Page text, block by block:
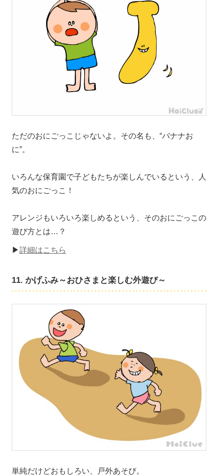
ただのおにごっこじゃないよ。その名も、“バナナお
に”。
いろんな保育園で子どもたちが楽しんでいるという、人
気のおにごっこ！
アレンジもいろいろ楽しめるという、そのおにごっこの
遊び方とは…？
▶詳細はこちら
11. かげふみ～おひさまと楽しむ外遊び～
単純だけどおもしろい、戸外あそび。